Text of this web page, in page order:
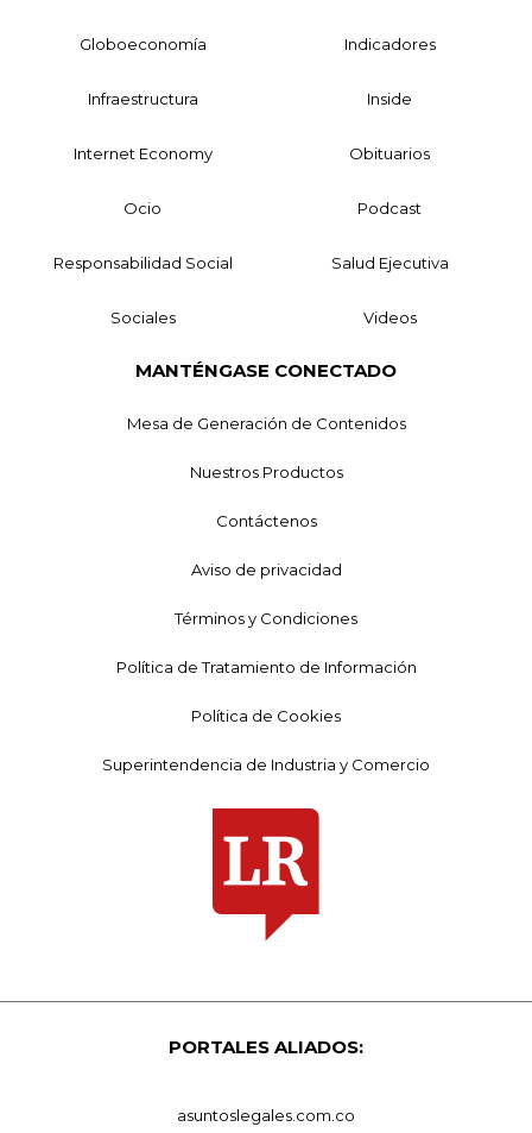
Globoeconomía Indicadores
Infraestructura Inside
Internet Economy Obituarios
Ocio Podcast
Responsabilidad Social Salud Ejecutiva
Sociales Videos
MANTÉNGASE CONECTADO
Mesa de Generación de Contenidos
Nuestros Productos
Contáctenos
Aviso de privacidad
Términos y Condiciones
Política de Tratamiento de Información
Política de Cookies
Superintendencia de Industria y Comercio
PORTALES ALIADOS:
asuntoslegales.com.co